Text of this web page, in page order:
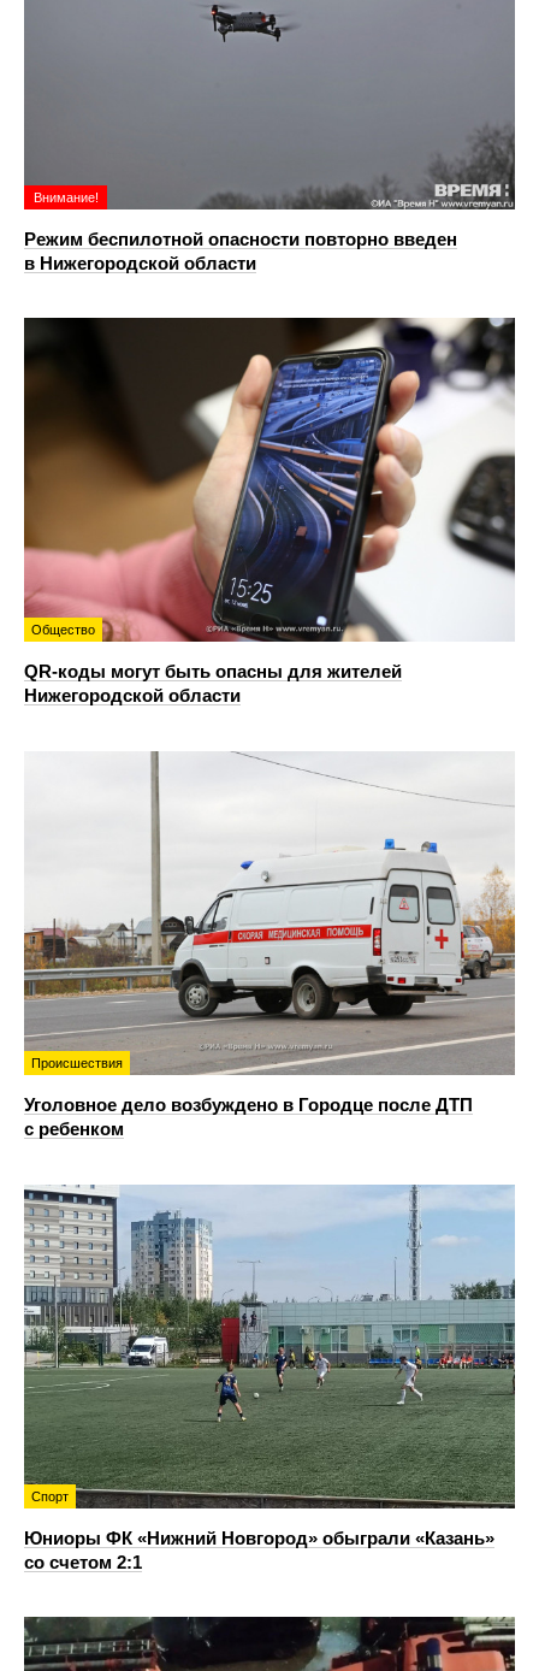
Внимание!
Режим беспилотной опасности повторно введен
в Нижегородской области
Общество
QR-коды могут быть опасны для жителей
Нижегородской области
Происшествия
Уголовное дело возбуждено в Городце после ДТП
с ребенком
Спорт
Юниоры ФК «Нижний Новгород» обыграли «Казань»
со счетом 2:1